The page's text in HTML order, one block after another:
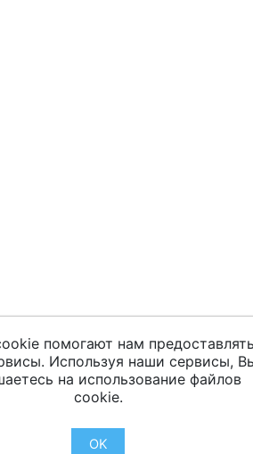
помогают нам
Используя наши сервисы,
на использование файлов
cookie.
OK